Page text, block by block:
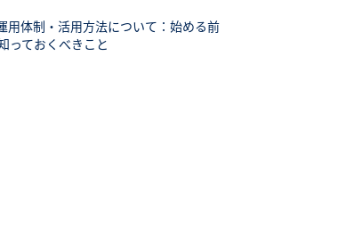
用体制・活用方法について：始める前
っておくべきこと